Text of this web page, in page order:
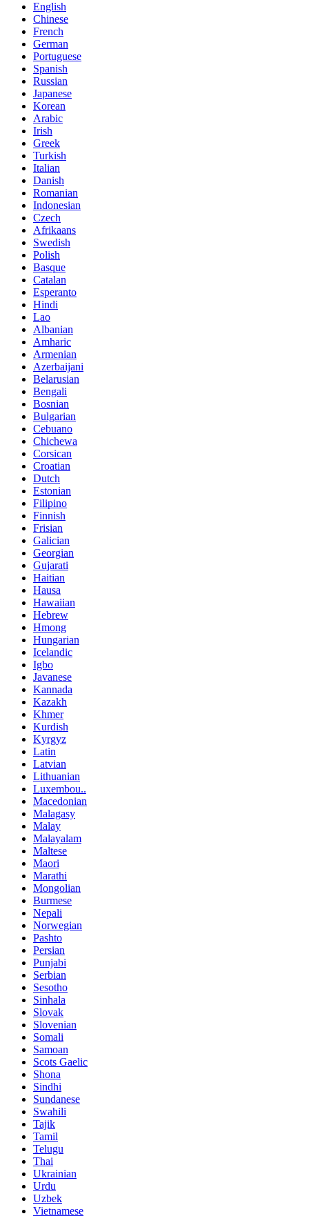
English
Chinese
French
German
Portuguese
Spanish
Russian
Japanese
Korean
Arabic
Irish
Greek
Turkish
Italian
Danish
Romanian
Indonesian
Czech
Afrikaans
Swedish
Polish
Basque
Catalan
Esperanto
Hindi
Lao
Albanian
Amharic
Armenian
Azerbaijani
Belarusian
Bengali
Bosnian
Bulgarian
Cebuano
Chichewa
Corsican
Croatian
Dutch
Estonian
Filipino
Finnish
Frisian
Galician
Georgian
Gujarati
Haitian
Hausa
Hawaiian
Hebrew
Hmong
Hungarian
Icelandic
Igbo
Javanese
Kannada
Kazakh
Khmer
Kurdish
Kyrgyz
Latin
Latvian
Lithuanian
Luxembou..
Macedonian
Malagasy
Malay
Malayalam
Maltese
Maori
Marathi
Mongolian
Burmese
Nepali
Norwegian
Pashto
Persian
Punjabi
Serbian
Sesotho
Sinhala
Slovak
Slovenian
Somali
Samoan
Scots Gaelic
Shona
Sindhi
Sundanese
Swahili
Tajik
Tamil
Telugu
Thai
Ukrainian
Urdu
Uzbek
Vietnamese